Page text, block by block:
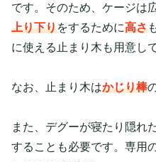
です。そのため、ケージは
上り下りをするために高さ
に使える止まり木も用意し
なお、止まり木はかじり棒
また、デグーが寝たり隠れ
することも必要です。専用